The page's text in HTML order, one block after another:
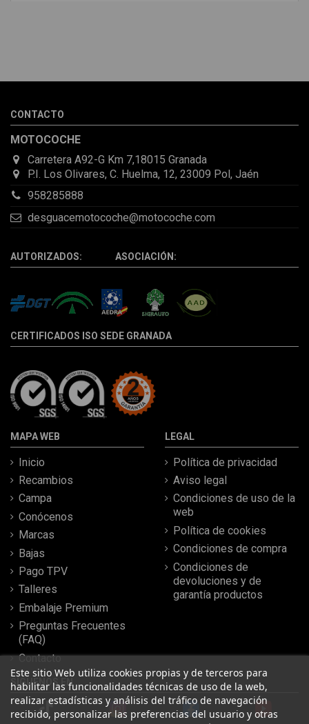
la pieza llegó correcta y bien embalada, además de llegarme 2
CONTACTO
MOTOCOCHE
Carretera A92-G Km 7,18015 Granada
P.I. Los Olivares, C. Huelma, 12, 23009 Pol, Jaén
958285888
desguacemotocoche@motocoche.com
AUTORIZADOS: ASOCIACIÓN:
CERTIFICADOS ISO SEDE GRANADA
MAPA WEB
Inicio
Recambios
Campa
Conócenos
Marcas
Bajas
Pago TPV
Talleres
Embalaje Premium
Preguntas Frecuentes
(FAQ)
Contacto
LEGAL
Política de privacidad
Aviso legal
Condiciones de uso de la
web
Política de cookies
Condiciones de compra
Condiciones de
devoluciones y de
garantía productos
Este sitio Web utiliza cookies propias y de terceros para
habilitar las funcionalidades técnicas de uso de la web,
realizar estadísticas y análisis del tráfico de navegación
recibido, personalizar las preferencias del usuario y otras
SÍGUENOS EN